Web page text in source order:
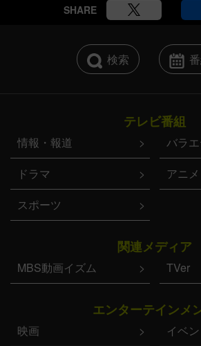
SHARE
検索
テレビ番組
情報・報道
バラ
ドラマ
アニメ
スポーツ
関連メディア
MBS動画イズム TVer
エンターテインメ
映画 イベン